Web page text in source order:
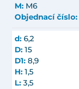
M: M6
Objednací číslo:
d: 6,2
D: 15
D1: 8,9
H: 1,5
L: 3,5